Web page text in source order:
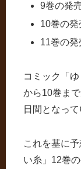
9巻の発
10巻の発
11巻の発
コミック「
から10巻ま
日間となって
これを基に
い糸」12巻